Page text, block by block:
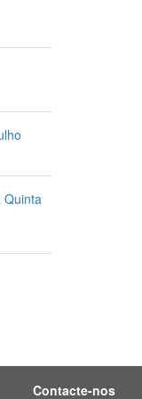
Quinta
Contacte-nos